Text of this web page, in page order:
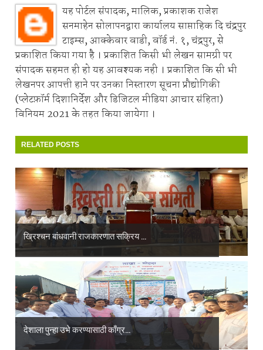
यह पोर्टल संपादक, मालिक, प्रकाशक राजेश
सनमाहेन सोलापनद्वारा कार्यालय साप्ताहिक दि चंद्रपुर
टाइम्स, आक्केवार वाडी, वॉर्ड नं. १, चंद्रपुर, से
प्रकाशित किया गया है । प्रकाशित किसी भी लेखन सामग्री पर
संपादक सहमत ही हो यह आवश्यक नही । प्रकाशित कि सी भी
लेखनपर आपत्ती हाने पर उनका निस्तारण सूचना प्रौद्योगिकी
(प्लेटफ़ॉर्म दिशानिर्देश और डिजिटल मीडिया आचार संहिता)
विनियम 2021 के तहत किया जायेगा ।
RELATED POSTS
ख्रिश्चन बांधवानी राजकारणात सक्रिय ...
देशाला पुन्हा उभे करण्यासाठी काँग्र...